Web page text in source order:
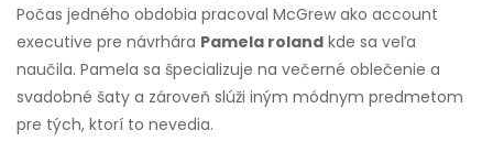
Počas jedného obdobia pracoval McGrew ako account
executive pre návrhára Pamela roland kde sa veľa
naučila. Pamela sa špecializuje na večerné oblečenie a
svadobné šaty a zároveň slúži iným módnym predmetom
pre tých, ktorí to nevedia.